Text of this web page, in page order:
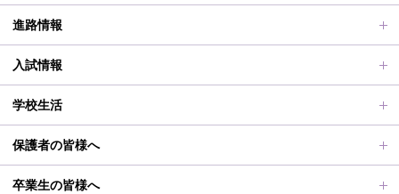
動画で見る学校案内、SUMIRE100-Fes
施設紹介
アクセス
め対策基本方針
普通科Ⅱ類
普通科Ⅰ類
滋賀短での学び
進路情報
進路サポート
合格者メッセージ
進路実績
滋賀短期大学への推薦制度
入試情報
オープンスクール
オープンスクールレポート
2026年度（令和8年度）募集概要
学校生活
部活動、生徒会行事
制服紹介
保護者の皆様へ
保護者の皆様へ
卒業生の皆様へ